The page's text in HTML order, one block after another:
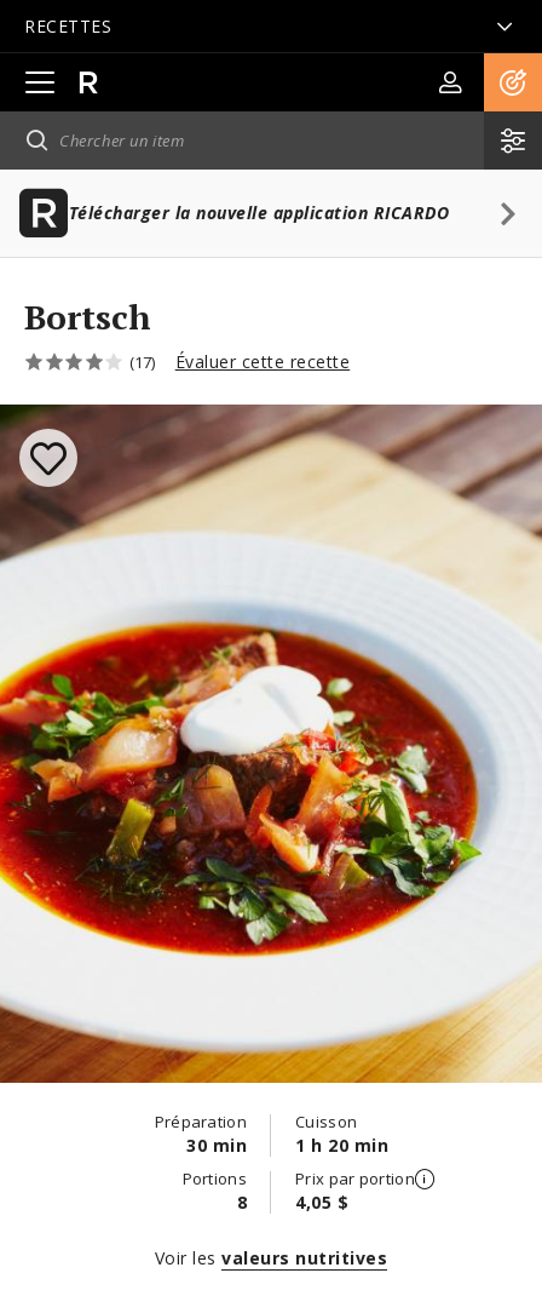
RECETTES
Ouvrir
la
navigation
principale
Télécharger la nouvelle application RICARDO
Bortsch
(17) Évaluer cette recette
Préparation
30 min
Cuisson
1 h 20 min
Portions
8
Prix par portion
4,05 $
Voir les valeurs nutritives